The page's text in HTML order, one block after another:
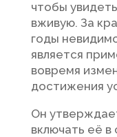
чтобы
вживую. За
годы
является
вовремя
достижения
Он
включать её